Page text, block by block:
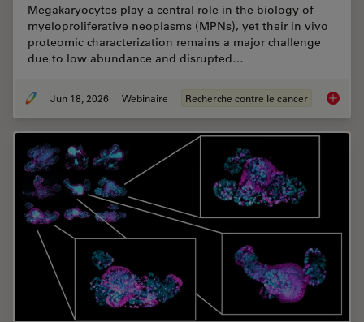
Megakaryocytes play a central role in the biology of
myeloproliferative neoplasms (MPNs), yet their in vivo
proteomic characterization remains a major challenge
due to low abundance and disrupted…
Jun 18, 2026 Webinaire Recherche contre le cancer Spatial